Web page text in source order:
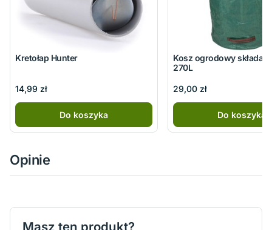
Kretołap Hunter
14,99 zł
Do koszyka
Kosz ogrodowy
270L
29,00 zł
Do koszyka
Opinie
Masz ten produkt?